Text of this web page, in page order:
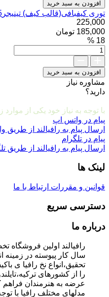
تینیجر05
عدد
افزودن به سبد خرید
توری کیفبافی(قالب کیف) تینیجر05
225,000
185,000 تومان
18 %
توری
کیفبافی(قالب
کیف)
تینیجر05
عدد
افزودن به سبد خرید
مشاوره نیاز
دارید؟
با توجه به نیاز خود یکی از موارد
پیام در واتس اپ
ارسال پیام به رافیالند از طریق
پیام در تلگرام
ارسال پیام به رافیالند از طریق
لینک ها
قوانین و مقررات ارتباط با ما
دسترسی سریع
درباره ما
رافیالند اولین فروشگاه
سال کار پیوسته در زمینه
تحقیق،انواع نخ رافیا ی
را از کشورهای
عرضه به هنرمندان
مدلهای مختلف رافیا با